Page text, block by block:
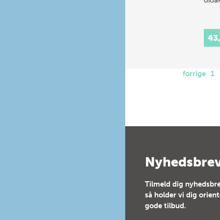
forrige 1
Tilmeld dig
så holder vi dig
gode tilbud.